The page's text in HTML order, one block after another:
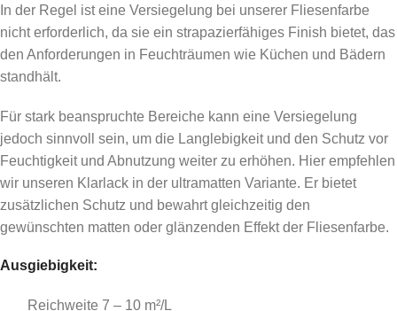
In der Regel ist eine Versiegelung bei unserer Fliesenfarbe
nicht erforderlich, da sie ein strapazierfähiges Finish bietet, das
den Anforderungen in Feuchträumen wie Küchen und Bädern
standhält.
Für stark beanspruchte Bereiche kann eine Versiegelung
jedoch sinnvoll sein, um die Langlebigkeit und den Schutz vor
Feuchtigkeit und Abnutzung weiter zu erhöhen. Hier empfehlen
wir unseren Klarlack in der ultramatten Variante. Er bietet
zusätzlichen Schutz und bewahrt gleichzeitig den
gewünschten matten oder glänzenden Effekt der Fliesenfarbe.
Ausgiebigkeit:
Reichweite 7 – 10 m²/L